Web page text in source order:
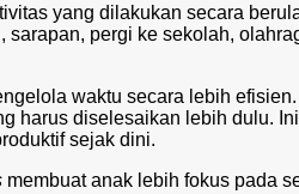
yang dilakukan secara
sarapan, pergi ke sekolah,
waktu secara lebih
harus diselesaikan lebih dulu. Ini
sejak dini.
membuat anak lebih fokus pada